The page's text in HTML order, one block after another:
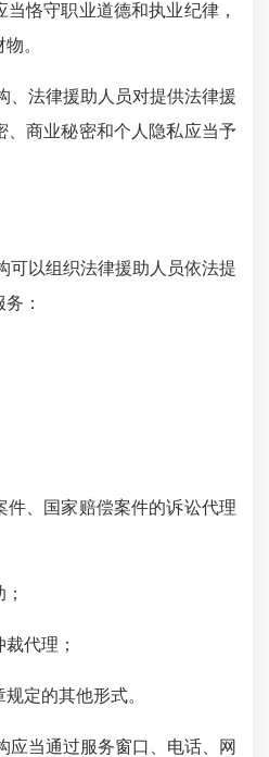
恪守职业道德和执业纪律，
。
、法律援助人员对提供法律援
、商业秘密和个人隐私应当予
可以组织法律援助人员依法提
：
件、国家赔偿案件的诉讼代理
代理；
定的其他形式。
应当通过服务窗口、电话、网